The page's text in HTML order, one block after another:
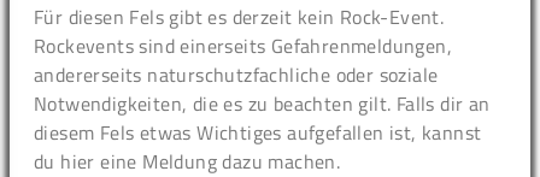
Für diesen Fels gibt es derzeit kein Rock-Event.
Rockevents sind einerseits Gefahrenmeldungen,
andererseits naturschutzfachliche oder soziale
Notwendigkeiten, die es zu beachten gilt. Falls dir an
diesem Fels etwas Wichtiges aufgefallen ist, kannst
du hier eine Meldung dazu machen.